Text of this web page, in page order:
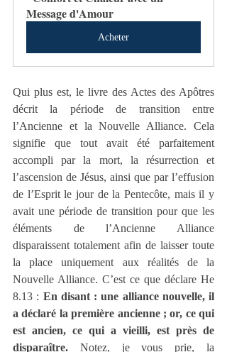
Message d'Amour
Acheter
Qui plus est, le livre des Actes des Apôtres
décrit la période de transition entre
l’Ancienne et la Nouvelle Alliance. Cela
signifie que tout avait été parfaitement
accompli par la mort, la résurrection et
l’ascension de Jésus, ainsi que par l’effusion
de l’Esprit le jour de la Pentecôte, mais il y
avait une période de transition pour que les
éléments de l’Ancienne Alliance
disparaissent totalement afin de laisser toute
la place uniquement aux réalités de la
Nouvelle Alliance. C’est ce que déclare He
8.13 : En disant : une alliance nouvelle, il
a déclaré la première ancienne ; or, ce qui
est ancien, ce qui a vieilli, est près de
disparaître. Notez, je vous prie, la